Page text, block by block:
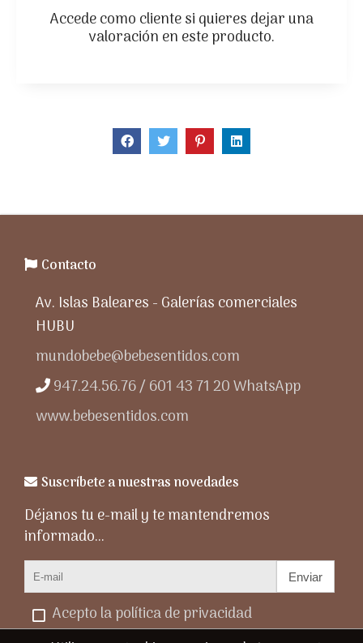
Accede como clientesi quieres dejar una
valoración en este producto.
Contacto
Av. Islas Baleares - Galerías comerciales
HUBU
mundobebe@bebesentidos.com
947.24.56.76 / 601 43 71 20 WhatsApp
www.bebesentidos.com
Suscríbete a nuestras novedades
Déjanos tu e-mail y te mantendremos
informado...
Enviar
Acepto la política de privacidad